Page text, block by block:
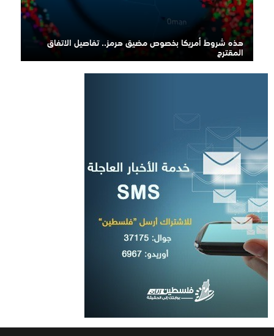
هذه شروط أمريكا بخصوص مضيق هرمز.. تفاصيل الاتفاق
المقترح